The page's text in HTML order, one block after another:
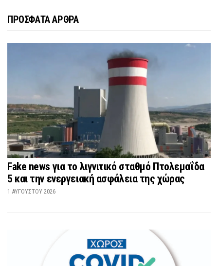
ΠΡΟΣΦΑΤΑ ΑΡΘΡΑ
Fake news για το λιγνιτικό σταθμό Πτολεμαΐδα
5 και την ενεργειακή ασφάλεια της χώρας
1 ΑΥΓΟΎΣΤΟΥ 2026